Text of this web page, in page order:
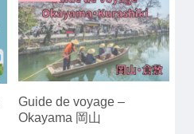
Guide de voyage –
Okayama 岡山